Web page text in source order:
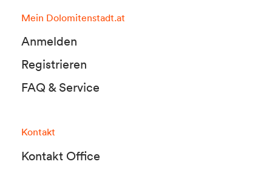
Mein Dolomitenstadt.at
Anmelden
Registrieren
FAQ & Service
Kontakt
Kontakt Office